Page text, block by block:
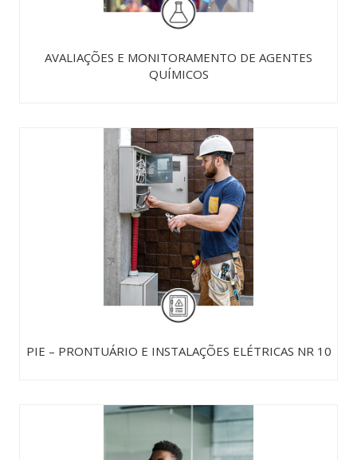
AVALIAÇÕES E MONITORAMENTO DE AGENTES
QUÍMICOS
PIE – PRONTUÁRIO E INSTALAÇÕES ELÉTRICAS NR 10